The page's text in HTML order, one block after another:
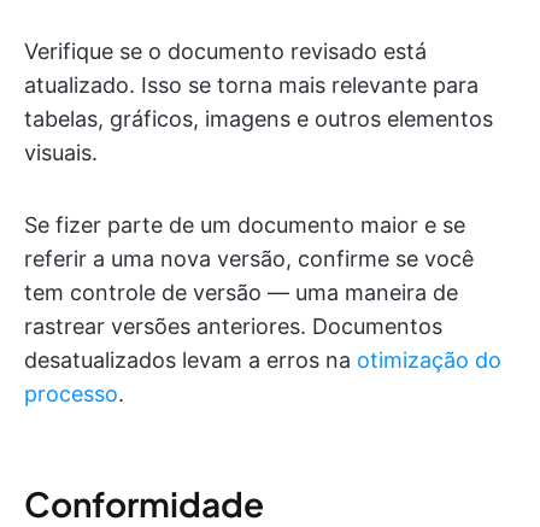
Verifique se o documento revisado está
atualizado. Isso se torna mais relevante para
tabelas, gráficos, imagens e outros elementos
visuais.
Se fizer parte de um documento maior e se
referir a uma nova versão, confirme se você
tem controle de versão — uma maneira de
rastrear versões anteriores. Documentos
desatualizados levam a erros na otimização do
processo.
Conformidade